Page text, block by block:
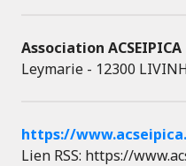
Association ACSEIPICA
Leymarie - 12300
https://
Lien RSS: https://